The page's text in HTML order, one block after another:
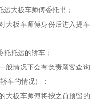
大板车师傅委托书；
大板车师傅身份后进入提车
托运的轿车；
般情况下会有负责顾客查询
车的情况）；
大板车师傅将按之前预留的